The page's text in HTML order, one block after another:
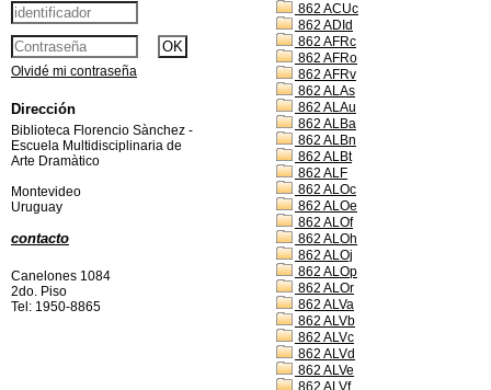
862 ACUc
862 ADId
862 AFRc
862 AFRo
862 AFRv
862 ALAs
862 ALAu
862 ALBa
862 ALBn
862 ALBt
862 ALF
862 ALOc
862 ALOe
862 ALOf
862 ALOh
862 ALOj
862 ALOp
862 ALOr
862 ALVa
862 ALVb
862 ALVc
862 ALVd
862 ALVe
862 ALVf
Olvidé mi contraseña
Dirección
Biblioteca Florencio Sànchez -
Escuela Multidisciplinaria de
Arte Dramàtico
Montevideo
Uruguay
contacto
Canelones 1084
2do. Piso
Tel: 1950-8865